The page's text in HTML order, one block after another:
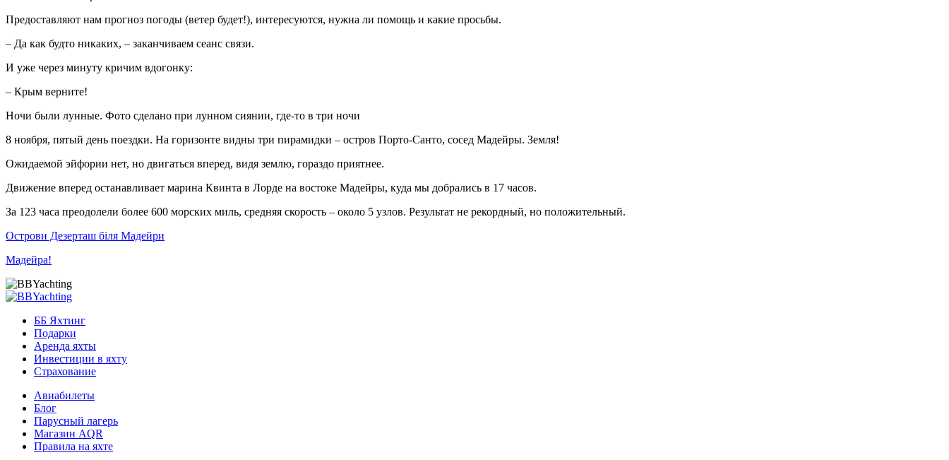
Предоставляют нам прогноз погоды (ветер будет!), интересуются, нужна ли помощь и какие просьбы.
– Да как будто никаких, – заканчиваем сеанс связи.
И уже через минуту кричим вдогонку:
– Крым верните!
Ночи были лунные. Фото сделано при лунном сиянии, где-то в три ночи
8 ноября, пятый день поездки. На горизонте видны три пирамидки – остров Порто-Санто, сосед Мадейры. Земля!
Ожидаемой эйфории нет, но двигаться вперед, видя землю, гораздо приятнее.
Движение вперед останавливает марина Квинта в Лорде на востоке Мадейры, куда мы добрались в 17 часов.
За 123 часа преодолели более 600 морских миль, средняя скорость – около 5 узлов. Результат не рекордный, но положительный.
Острови Дезерташ біля Мадейри
Мадейра!
ББ Яхтинг
Подарки
Аренда яхты
Инвестиции в яхту
Страхование
Авиабилеты
Блог
Парусный лагерь
Магазин AQR
Правила на яхте